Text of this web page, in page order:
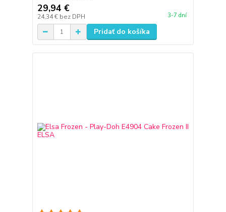
29,94 €
24,34 € bez DPH 3-7 dní
Pridať do košíka